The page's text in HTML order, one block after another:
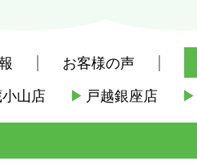
お客様の声
山店 ▶ 戸越銀座店 ▶
崎広小路駅 > LA TERRA